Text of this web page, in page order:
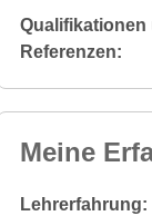
Qualifikationen
Referenzen:
Meine
Lehrerfahrung: